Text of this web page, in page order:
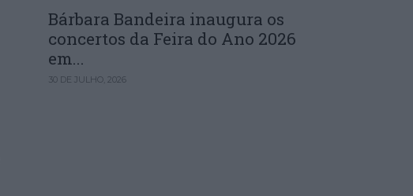
Bárbara Bandeira inaugura os
concertos da Feira do Ano 2026
em...
30 DE JULHO, 2026